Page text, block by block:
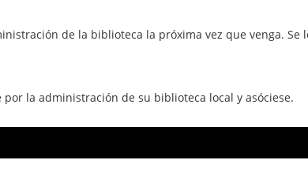
de la biblioteca la próxima vez que venga. Se
la administración de su biblioteca local y asóciese.